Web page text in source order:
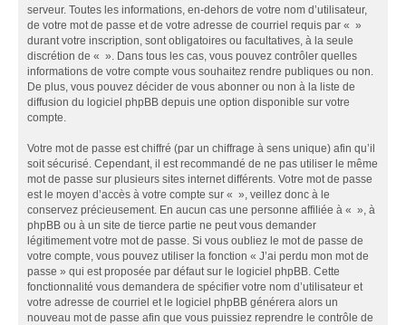
serveur. Toutes les informations, en-dehors de votre nom d’utilisateur,
de votre mot de passe et de votre adresse de courriel requis par « »
durant votre inscription, sont obligatoires ou facultatives, à la seule
discrétion de « ». Dans tous les cas, vous pouvez contrôler quelles
informations de votre compte vous souhaitez rendre publiques ou non.
De plus, vous pouvez décider de vous abonner ou non à la liste de
diffusion du logiciel phpBB depuis une option disponible sur votre
compte.
Votre mot de passe est chiffré (par un chiffrage à sens unique) afin qu’il
soit sécurisé. Cependant, il est recommandé de ne pas utiliser le même
mot de passe sur plusieurs sites internet différents. Votre mot de passe
est le moyen d’accès à votre compte sur « », veillez donc à le
conservez précieusement. En aucun cas une personne affiliée à « », à
phpBB ou à un site de tierce partie ne peut vous demander
légitimement votre mot de passe. Si vous oubliez le mot de passe de
votre compte, vous pouvez utiliser la fonction « J’ai perdu mon mot de
passe » qui est proposée par défaut sur le logiciel phpBB. Cette
fonctionnalité vous demandera de spécifier votre nom d’utilisateur et
votre adresse de courriel et le logiciel phpBB générera alors un
nouveau mot de passe afin que vous puissiez reprendre le contrôle de